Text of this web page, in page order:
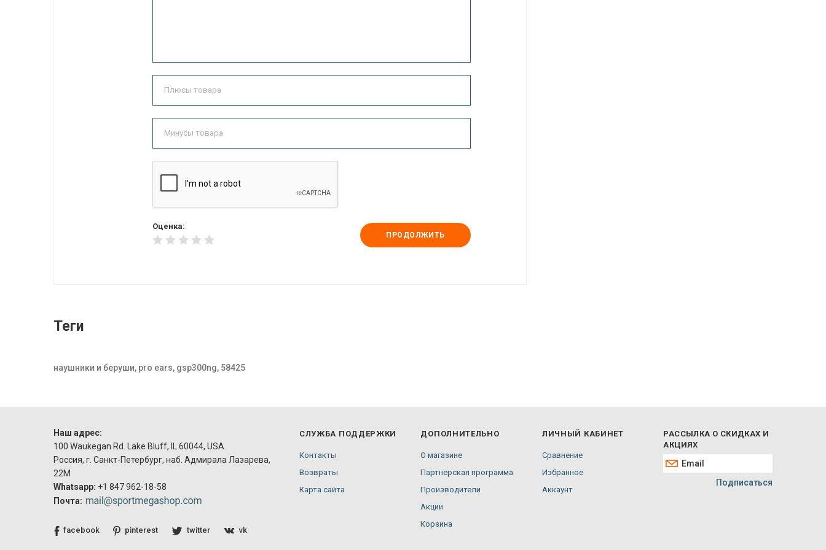
Оценка:
ПРОДОЛЖИТЬ
Теги
наушники и беруши, pro ears, gsp300ng, 58425
Наш адрес:
100 Waukegan Rd. Lake Bluff, IL 60044, USA.
Россия, г. Санкт-Петербург, наб. Адмирала Лазарева,
22М
Whatsapp: +1 847 962-18-58
Почта:
facebook pinterest twitter vk
СЛУЖБА ПОДДЕРЖКИ
Контакты
Возвраты
Карта сайта
ДОПОЛНИТЕЛЬНО
О магазине
Партнерская программа
Производители
Акции
Корзина
ЛИЧНЫЙ КАБИНЕТ
Сравнение
Избранное
Аккаунт
РАССЫЛКА О СКИДКАХ И
АКЦИЯХ
Подписаться